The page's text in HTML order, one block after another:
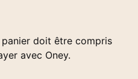
doit être compris
avec Oney.